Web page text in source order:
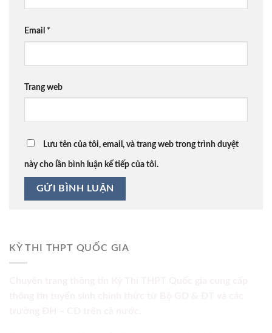
Email *
Trang web
Lưu tên của tôi, email, và trang web trong trình duyệt
này cho lần bình luận kế tiếp của tôi.
KỲ THI THPT QUỐC GIA